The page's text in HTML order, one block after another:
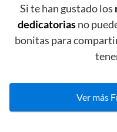
Si te han gustado los
dedicatoriasno
bonitas para
Ver más